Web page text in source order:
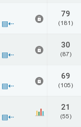
▤⇠
79
(181)
▤⇠
30
(87)
▤⇠
69
(105)
▤⇠
21
(55)